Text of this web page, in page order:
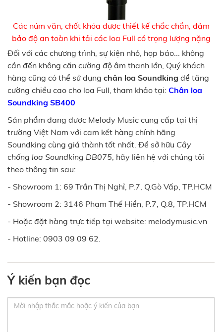
Các núm vặn, chốt khóa được thiết kế chắc chắn, đảm
bảo độ an toàn khi tải các loa Full có trọng lượng nặng
Đối với các chương trình, sự kiện nhỏ, họp báo... không
cần đến không cần cường độ âm thanh lớn, Quý khách
hàng cũng có thể sử dụng chân loa Soundking để tăng
cường chiều cao cho loa Full, tham khảo tại: Chân loa
Soundking SB400
Sản phẩm đang được Melody Music cung cấp tại thị
trường Việt Nam với cam kết hàng chính hãng
Soundking cùng giá thành tốt nhất. Để sở hữu Cây
chống loa Soundking DB075, hãy liên hệ với chúng tôi
theo thông tin sau:
- Showroom 1: 69 Trần Thị Nghỉ, P.7, Q.Gò Vấp, TP.HCM
- Showroom 2: 3146 Phạm Thế Hiển, P.7, Q.8, TP.HCM
- Hoặc đặt hàng trực tiếp tại website: melodymusic.vn
- Hotline: 0903 09 09 62.
Ý kiến bạn đọc